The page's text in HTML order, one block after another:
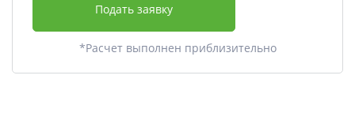
Подать заявку
*Расчет выполнен приблизительно